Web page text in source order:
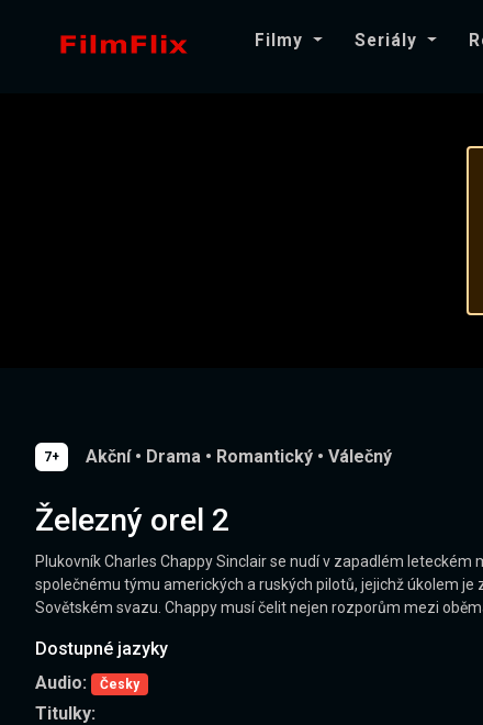
Filmy Seriály
7+ Akční • Drama • Romantický • Válečný
Železný orel 2
Plukovník Charles Chappy Sinclair se nudí v zapadlém
společnému týmu amerických a ruských pilotů, jejichž úkolem
Sovětském svazu. Chappy musí čelit nejen rozporům mezi
Dostupné jazyky
Audio:
Česky
Titulky: